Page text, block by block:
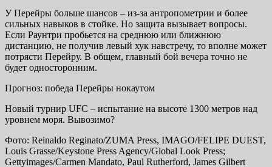
У Перейры больше шансов – из-за антропометрии и более
сильных навыков в стойке. Но защита вызывает вопросы.
Если Раунтри пробьется на среднюю или ближнюю
дистанцию, не получив левый хук навстречу, то вполне может
потрясти Перейру. В общем, главный бой вечера точно не
будет односторонним.
Прогноз: победа Перейры нокаутом
Новый турнир UFC – испытание на высоте 1300 метров над
уровнем моря. Вывозимо?
Фото: Reinaldo Reginato/ZUMA Press, IMAGO/FELIPE DUEST,
Louis Grasse/Keystone Press Agency/Global Look Press;
Gettyimages/Carmen Mandato, Paul Rutherford, James Gilbert